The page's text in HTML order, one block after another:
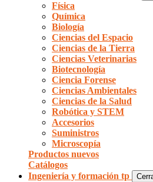
Física
Química
Biología
Ciencias del Espacio
Ciencias de la Tierra
Ciencias Veterinarias
Biotecnología
Ciencia Forense
Ciencias Ambientales
Ciencias de la Salud
Robótica y STEM
Accesorios
Suministros
Microscopía
Productos nuevos
Catálogos
Ingeniería y formación tp